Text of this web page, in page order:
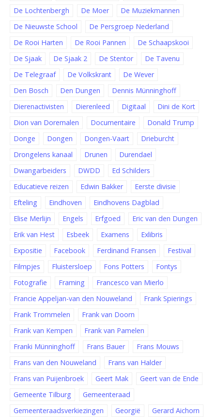
De Lochtenbergh
De Moer
De Muziekmannen
De Nieuwste School
De Persgroep Nederland
De Rooi Harten
De Rooi Pannen
De Schaapskooi
De Sjaak
De Sjaak 2 De Stentor
De Tavenu
De Telegraaf
De Volkskrant
De Wever
Den Bosch
Den Dungen
Dennis Münninghoff
Dierenactivisten
Dierenleed Digitaal
Dini de Kort
Dion van Doremalen
Documentaire
Donald Trump
Donge
Dongen Dongen-Vaart
Drieburcht
Drongelens kanaal
Drunen
Durendael
Dwangarbeiders
DWDD
Ed Schilders
Educatieve reizen
Edwin Bakker
Eerste divisie
Efteling
Eindhoven
Eindhovens Dagblad
Elise Merlijn
Engels Erfgoed
Eric van den Dungen
Erik van Hest
Esbeek Examens
Exlibris
Expositie
Facebook Ferdinand Fransen
Festival
Filmpjes
Fluistersloep Fons Potters
Fontys
Fotografie
Framing
Francesco van Mierlo
Francie Appeljan-van den Nouweland
Frank Spierings
Frank Trommelen
Frank van Doorn
Frank van Kempen
Frank van Pamelen
Franki Münninghoff
Frans Bauer
Frans Mouws
Frans van den Nouweland
Frans van Halder
Frans van Puijenbroek
Geert Mak
Geert van de Ende
Gemeente Tilburg
Gemeenteraad
Gemeenteraadsverkiezingen
Georgië
Gerard Aichorn